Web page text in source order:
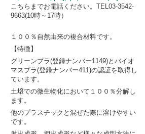
こちらまでお電話ください。TEL03-3542-
9663(10時～17時）
１００％自然由来の複合材料です。
【特徴】
グリーンプラ(登録ナンバー1149)とバイオ
マスプラ(登録ナンバー411)の認証を取得し
ています。
土壌での微生物化において１００％分解し
ます。
他のプラスチックと混ぜた際に溶けやすい
です。